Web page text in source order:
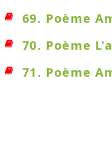
69. Poème
70. Poème
71. Poème